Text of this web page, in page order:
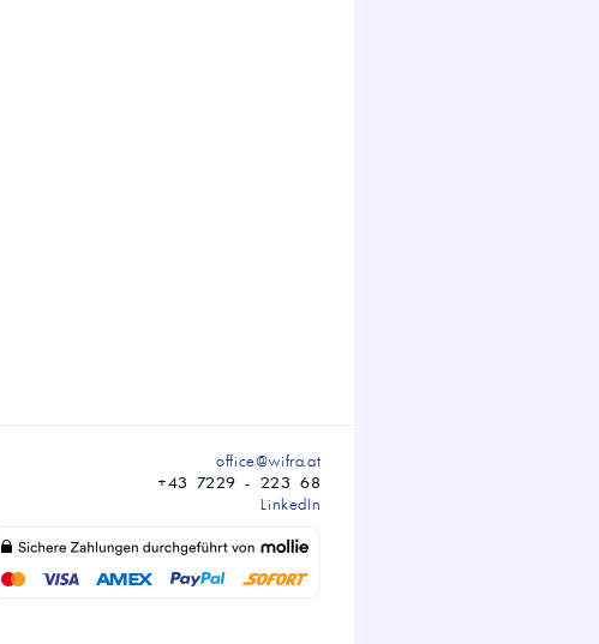
office@wifra.at
+43 7229 - 223 68
LinkedIn